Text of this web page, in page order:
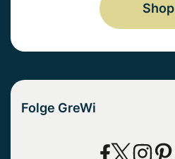
Shop
Folge GreWi